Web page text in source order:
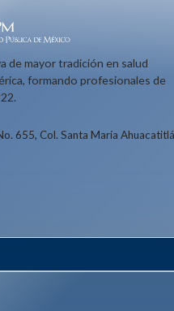
de mayor tradición en salud
formando profesionales de
655, Col. Santa María